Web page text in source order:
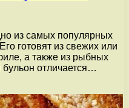
из самых популярных
готовят из свежих или
а также из рыбных
отличается…